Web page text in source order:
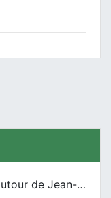
Une rencontre autour de Jean-Claude Suaudeau